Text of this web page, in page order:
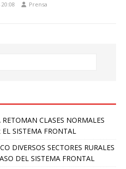
Prensa
RETOMAN CLASES NORMALES
EL SISTEMA FRONTAL
DIVERSOS SECTORES RURALES
DEL SISTEMA FRONTAL